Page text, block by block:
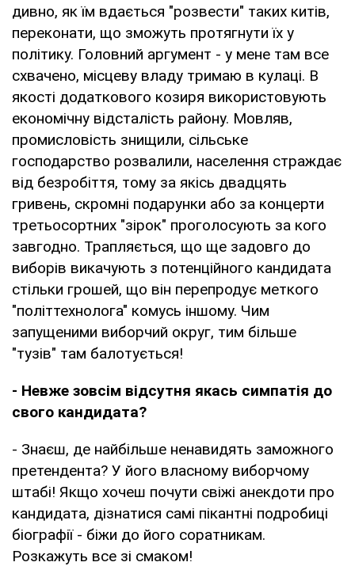
дивно, як їм вдається "розвести" таких китів,
переконати, що зможуть протягнути їх у
політику. Головний аргумент - у мене там все
схвачено, місцеву владу тримаю в кулаці. В
якості додаткового козиря використовують
економічну відсталість району. Мовляв,
промисловість знищили, сільське
господарство розвалили, населення страждає
від безробіття, тому за якісь двадцять
гривень, скромні подарунки або за концерти
третьосортних "зірок" проголосують за кого
завгодно. Трапляється, що ще задовго до
виборів викачують з потенційного кандидата
стільки грошей, що він перепродує меткого
"політтехнолога" комусь іншому. Чим
запущеними виборчий округ, тим більше
"тузів" там балотується!
- Невже зовсім відсутня якась симпатія до
свого кандидата?
- Знаєш, де найбільше ненавидять заможного
претендента? У його власному виборчому
штабі! Якщо хочеш почути свіжі анекдоти про
кандидата, дізнатися самі пікантні подробиці
біографії - біжи до його соратникам.
Розкажуть все зі смаком!